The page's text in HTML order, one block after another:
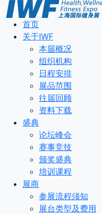
首页
关于IWF
本届概况
组织机构
日程安排
展品范围
往届回顾
资料下载
盛典
论坛峰会
赛事竞技
颁奖盛典
培训课程
展商
参展流程须知
展台类型及费用